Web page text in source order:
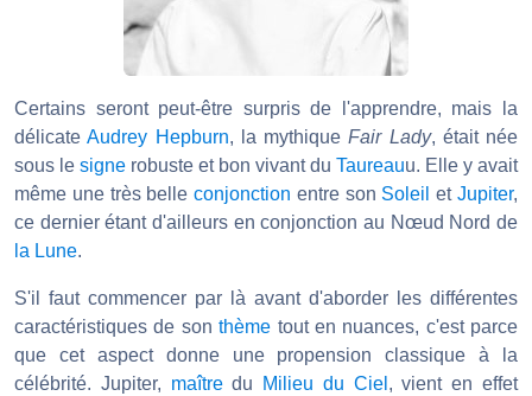
Certains seront peut-être surpris de l'apprendre, mais la
délicateAudrey Hepburn, la mythiqueFair Lady, était née
sous le signe robuste et bon vivant du Taureauu. Elle y avait
même une très belleconjonction entre son Soleil etJupiter,
ce dernier étant d'ailleurs en conjonction au Nœud Nord de
la Lune.
S'il faut commencer par là avant d'aborder les différentes
caractéristiques de sonthème tout en nuances, c'est parce
que cet aspect donne une propension classique à la
célébrité. Jupiter, maîtredu Milieu du Ciel , vient en effet